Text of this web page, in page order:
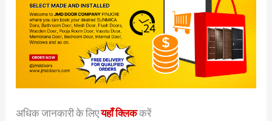
अधिक जानकारी के लिएयहाँ क्लिककरें